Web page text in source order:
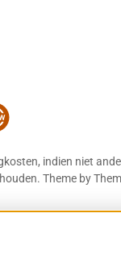
indien niet
Theme by